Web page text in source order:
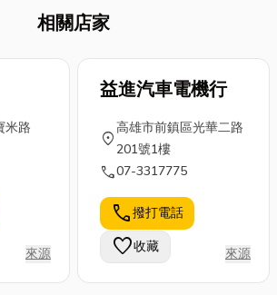
卻忽略了定期
保養的重要
性，導致電費
飆升、冷氣效
能下降，甚至
縮短使用壽
要掌握正確的
法，不僅能讓
果，還能省電
又耐用，減少
啦！定期做電
梯保養，才能
避免小問題變
大麻煩，電梯
也能用得更
久、更安全。
是貨梯，定期
關心機械狀
況，心裡才踏
相關店家
米路
來源
益進汽車電機行
location_on
高雄市前鎮區光華二路
201號1樓
call07-3317775
call撥打電話
favorite收藏 來源